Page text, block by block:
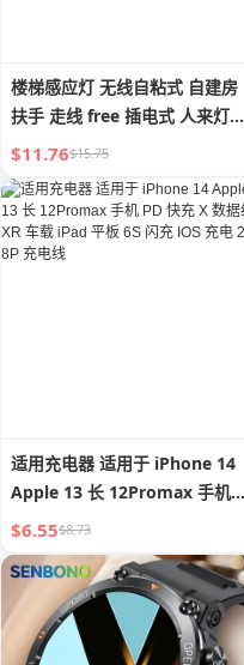
楼梯感应灯 无线自粘式 自建房
扶手 走线 free 插电式 人来灯亮
新款灯条
$11.76$15.75
适用充电器 适用于 iPhone 14
Apple 13 长 12Promax 手机
PD 快充 X 数据线 XR 车载 iPad
平板 6S 闪充 IOS 充电 2 M 8P
充电线
$6.55$8.73